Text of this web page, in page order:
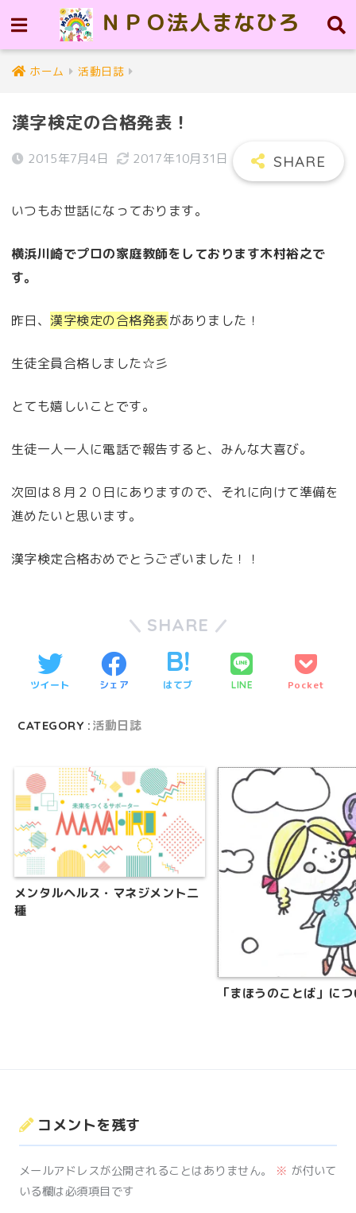
ＮＰＯ法人まなひろ
ホーム 活動日誌
漢字検定の合格発表！
2015年7月4日 2017年10月31日
いつもお世話になっております。
横浜川崎でプロの家庭教師をしております木村裕之で
す。
昨日、漢字検定の合格発表がありました！
生徒全員合格しました☆彡
とても嬉しいことです。
生徒一人一人に電話で報告すると、みんな大喜び。
次回は８月２０日にありますので、それに向けて準備を
進めたいと思います。
漢字検定合格おめでとうございました！！
SHARE
ツイート シェア はてブ LINE Pocket
CATEGORY : 活動日誌
メンタルヘルス・マネジメント二
種
「まほうのことば」に
コメントを残す
メールアドレスが公開されることはありません。 ※ が付いて
いる欄は必須項目です